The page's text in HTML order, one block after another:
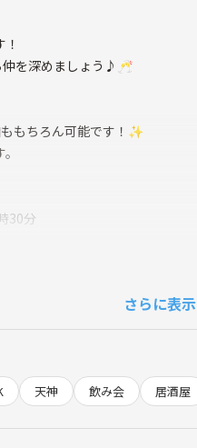
仲を深めましょう♪🥂
もちろん可能です！✨
30分
の方に詳細をご連絡いたします）
さらに表示
天神 飲み会 居酒屋